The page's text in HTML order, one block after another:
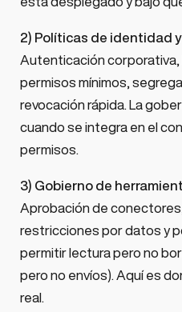
2) Políticas de identidad
Autenticación corporativa,
permisos mínimos,
revocación rápida. La
cuando se integra en el
permisos.
3) Gobierno de
Aprobación de
restricciones por datos y
permitir lectura pero no
pero no envíos). Aquí es
real.